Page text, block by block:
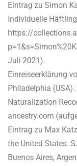
Eintrag zu Simon
Individuelle
https://
Juli 2021).
Einreiseerklärung
Philadelphia (USA).
Naturalization
ancestry.com
Eintrag zu Max
the United States.
Buenos Aires,